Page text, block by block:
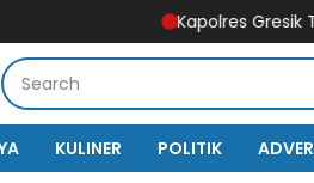
Kapolres Gresik
KULINER POLITIK